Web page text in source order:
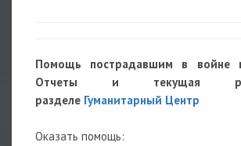
Помощь пострадавшим в войне
Отчеты и текущая
разделе Гуманитарный Центр
Оказать помощь: